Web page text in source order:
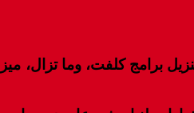
كلفت، وما تزال،